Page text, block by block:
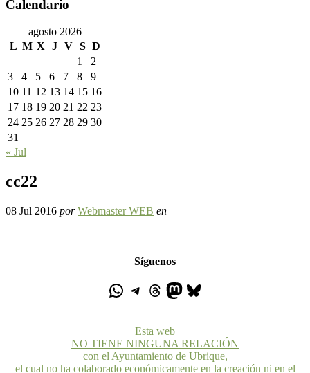
Calendario
agosto 2026
L M X J V S D
1
2
3
4 5 6 7 8
9
10 11 12 13 14 15 16
17 18 19 20 21 22 23
24 25 26 27 28 29 30
31
« Jul
cc22
08 Jul 2016 por Webmaster WEB en
Síguenos
Esta web
NO TIENE NINGUNA RELACIÓN
con el Ayuntamiento de Ubrique,
el cual no ha colaborado económicamente en la creación ni en el